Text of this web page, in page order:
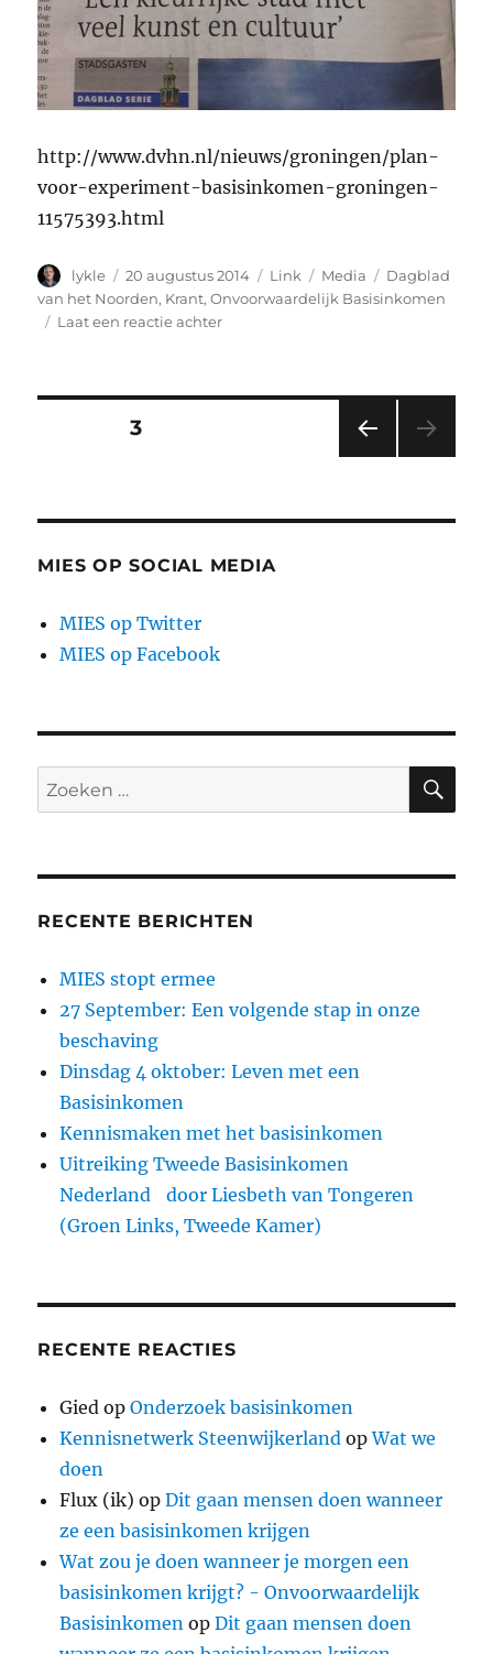
http://www.dvhn.nl/nieuws/groningen/plan-
voor-experiment-basisinkomen-groningen-
11575393.html
Auteur
lykle
Geplaatst
op
20 augustus 2014 Format
Link Categorieën
Media Tags
Dagblad
van het Noorden, Krant,Onvoorwaardelijk Basisinkomen
Laat een reactie achterop
2014
Berichten
NA
PAGINA3
MIES OP SOCIAL MEDIA
MIES op Twitter
MIES op Facebook
Zoeken
naar:
RECENTE BERICHTEN
MIES stopt ermee
27 September: Een volgende stap in onze
beschaving
Dinsdag 4 oktober: Leven met een
Basisinkomen
Kennismaken met het basisinkomen
Uitreiking Tweede Basisinkomen
Nederland door Liesbeth van Tongeren
(Groen Links, Tweede Kamer)
RECENTE REACTIES
Gied opOnderzoek basisinkomen
Kennisnetwerk Steenwijkerland opWat we
doen
Flux (ik) opDit gaan mensen doen wanneer
ze een basisinkomen krijgen
Wat zou je doen wanneer je morgen een
basisinkomen krijgt? - Onvoorwaardelijk
Basisinkomen opDit gaan mensen doen